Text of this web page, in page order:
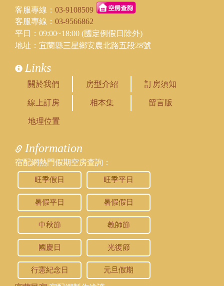
客服專線： 03-9108509
客服專線： 03-9566862
平日：09:00~18:00 (國定例假日除外)
地址：宜蘭縣三星鄉安農北路五段28號
Links
關於我們 房型介紹 訂房須知
線上訂房 相本集 留言版
地理位置
Information
宿配網熱門假期空房查詢：
旺季假日 旺季平日
暑假平日 暑假假日
中秋節 教師節
國慶日 光復節
行憲紀念日 元旦假期